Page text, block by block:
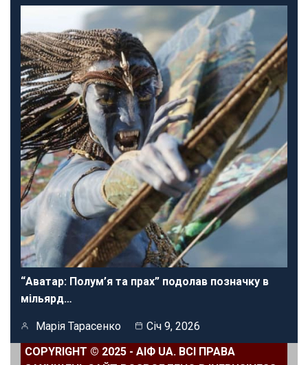
“Аватар: Полум’я та прах” подолав позначку в
мільярд…
Марія Тарасенко
Січ 9, 2026
COPYRIGHT © 2025 - АІФ UA. ВСІ ПРАВА